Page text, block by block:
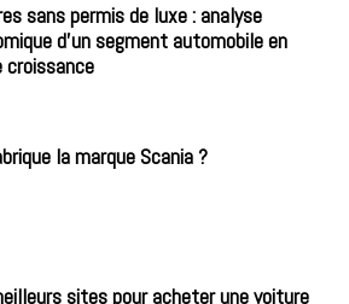
sans permis de luxe : analyse
d’un segment automobile en
croissance
la marque Scania ?
sites pour acheter une voiture